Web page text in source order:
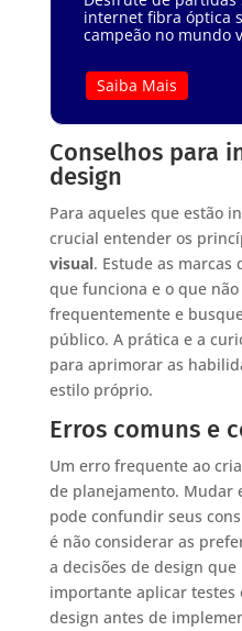
internet fibra óptica
campeão no mundo
Saiba Mais
Conselhos para
design
Para aqueles que estão
crucial entender os
visual. Estude as marcas
que funciona e o que
frequentemente e
público. A prática e a
para aprimorar as
estilo próprio.
Erros comuns e
Um erro frequente ao
de planejamento. Mudar
pode confundir seus
é não considerar as
a decisões de design que
importante aplicar testes
design antes de